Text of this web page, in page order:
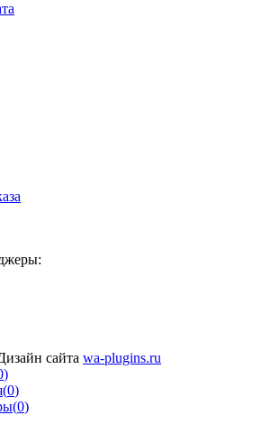
сайта wa-plugins.ru
)
(0)
(0)